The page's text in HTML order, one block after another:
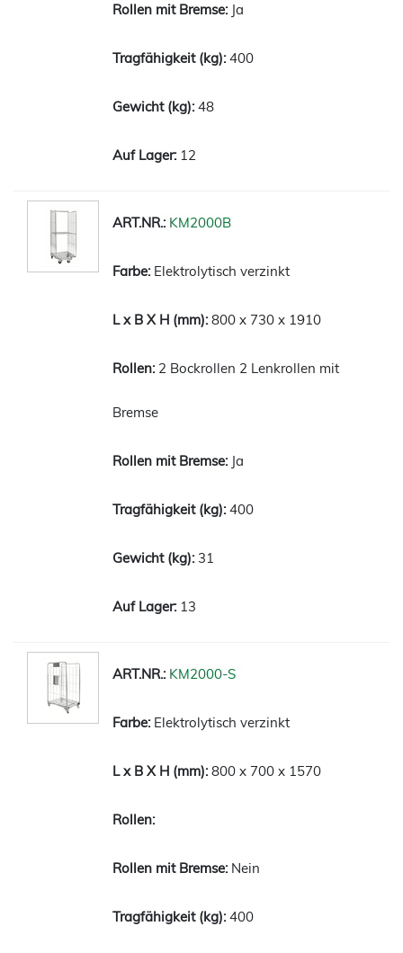
Ja
400
48
12
KM2000B
Elektrolytisch verzinkt
800 x 730 x 1910
2 Bockrollen 2 Lenkrollen mit
Bremse
Ja
400
31
13
KM2000-S
Elektrolytisch verzinkt
800 x 700 x 1570
Nein
400